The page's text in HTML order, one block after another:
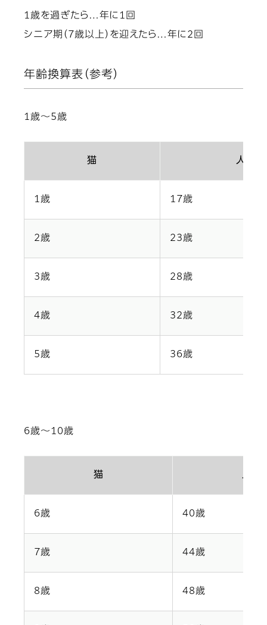
1歳を過ぎたら…年に1回
シニア期（7歳以上）を迎えたら…年に2回
年齢換算表（参考）
1歳～5歳
猫 人
1歳 17歳
2歳 23歳
3歳 28歳
4歳 32歳
5歳 36歳
6歳～10歳
猫 人
6歳 40歳
7歳 44歳
8歳 48歳